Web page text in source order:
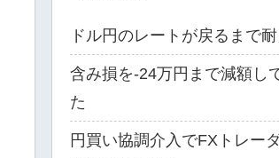
ドル円のレートが戻るまで
含み損を-24万円まで減額し
た
円買い協調介入でFXトレー